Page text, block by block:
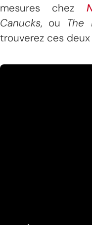
mesures chez
Canucks, ou The
trouverez ces